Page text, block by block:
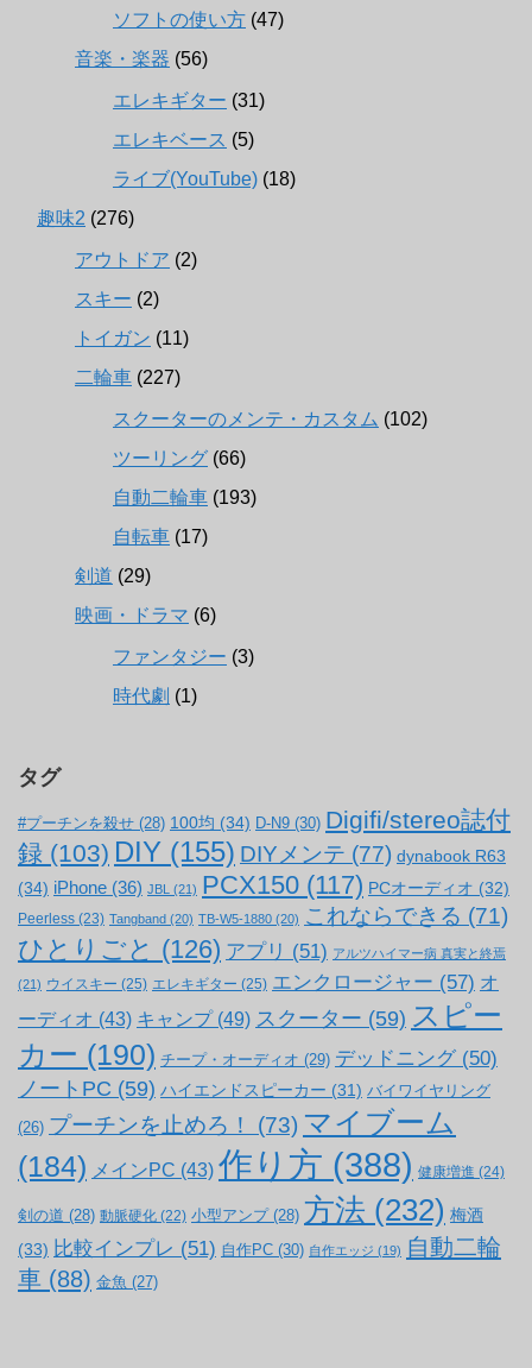
ソフトの使い方 (47)
音楽・楽器 (56)
エレキギター (31)
エレキベース (5)
ライブ(YouTube) (18)
趣味2 (276)
アウトドア (2)
スキー (2)
トイガン (11)
二輪車 (227)
スクーターのメンテ・カスタム (102)
ツーリング (66)
自動二輪車 (193)
自転車 (17)
剣道 (29)
映画・ドラマ (6)
ファンタジー (3)
時代劇 (1)
タグ
#プーチンを殺せ (28) 100均 (34) D-N9 (30) Digifi/stereo誌付
録 (103) DIY (155) DIYメンテ (77) dynabook R63
(34) iPhone (36) JBL (21) PCX150 (117) PCオーディオ (32)
Peerless (23) Tangband (20) TB-W5-1880 (20) これならできる (71)
ひとりごと (126) アプリ (51) アルツハイマー病 真実と終焉
(21) ウイスキー (25) エレキギター (25) エンクロージャー (57) オ
ーディオ (43) キャンプ(49) スクーター (59) スピー
カー (190) チープ・オーディオ (29) デッドニング (50)
ノートPC (59) ハイエンドスピーカー (31) バイワイヤリング
(26) プーチンを止めろ！ (73) マイブーム
(184) メインPC (43) 作り方 (388) 健康増進 (24)
剣の道 (28) 動脈硬化 (22) 小型アンプ(28) 方法 (232) 梅酒
(33) 比較インプレ (51) 自作PC (30) 自作エッジ (19) 自動二輪
車 (88) 金魚 (27)